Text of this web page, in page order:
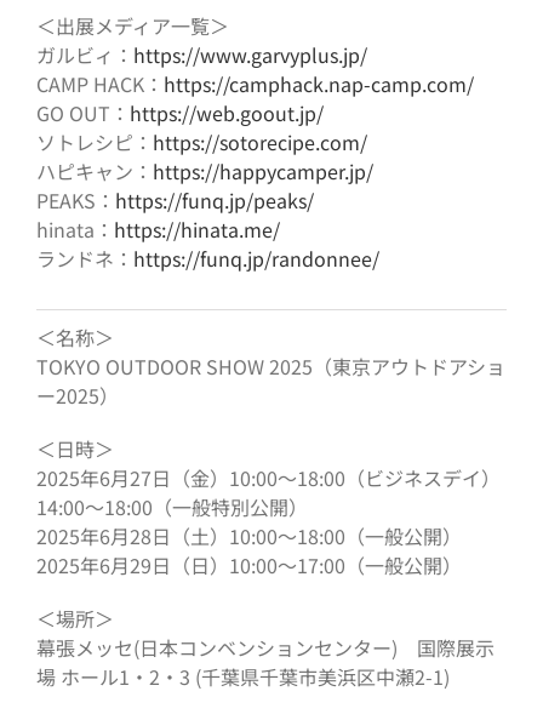
＜出展メディア一覧＞
ガルビィ： https://www.garvyplus.jp/
CAMP HACK： https://camphack.nap-camp.com/
GO OUT： https://web.goout.jp/
ソトレシピ： https://sotorecipe.com/
ハピキャン： https://happycamper.jp/
PEAKS： https://funq.jp/peaks/
hinata： https://hinata.me/
ランドネ： https://funq.jp/randonnee/
＜名称＞
TOKYO OUTDOOR SHOW 2025（東京アウトドアショ
ー2025）
＜日時＞
2025年6月27日（金）10:00〜18:00（ビジネスデイ）
14:00〜18:00（一般特別公開）
2025年6月28日（土）10:00〜18:00（一般公開）
2025年6月29日（日）10:00〜17:00（一般公開）
＜場所＞
幕張メッセ(日本コンベンションセンター) 国際展示
場 ホール1・2・3 (千葉県千葉市美浜区中瀬2-1)